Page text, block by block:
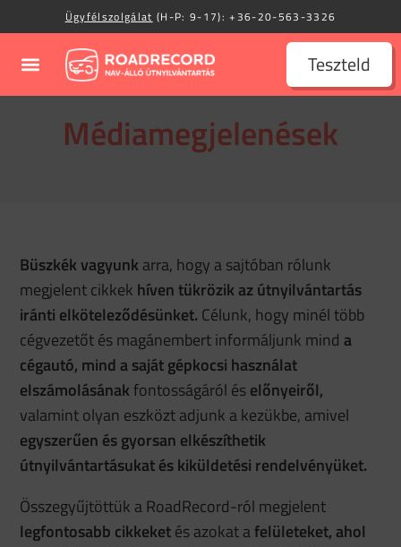
Ügyfélszolgálat (H-P: 9-17):+36-20-563-3326
Teszteld
Médiamegjelenések
Büszkék vagyunkarra, hogy a sajtóban rólunk
megjelent cikkek híven tükrözik az útnyilvántartás
iránti elköteleződésünket. Célunk, hogy minél több
cégvezetőt és magánembert informáljunk mind a
cégautó, mind a saját gépkocsi használat
elszámolásánakfontosságáról éselőnyeiről,
valamint olyan eszközt adjunk a kezükbe, amivel
egyszerűen és gyorsan elkészíthetik
útnyilvántartásukat és kiküldetési rendelvényüket.
Összegyűjtöttük a RoadRecord-ról megjelent
legfontosabb cikkeketés azokat afelületeket, ahol